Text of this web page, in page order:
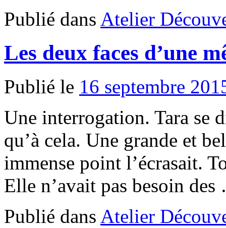
Publié dans Atelier
Les deux faces d’une
Publié le 16 septembre
Une interrogation. Tara se
qu’à cela. Une grande et
immense point l’écrasait.
Elle n’avait pas besoin
Publié dans Atelier